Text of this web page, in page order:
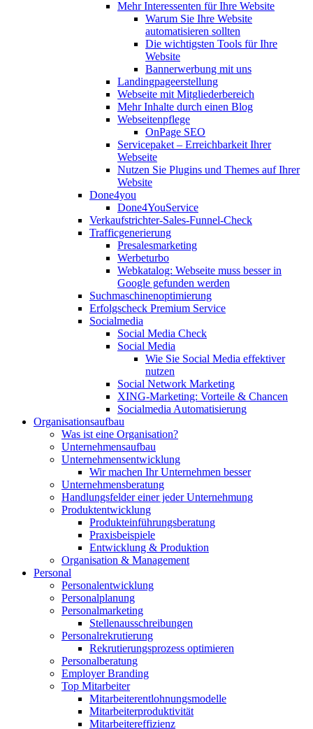
Mehr Interessenten für Ihre Website
Warum Sie Ihre Website
automatisieren sollten
Die wichtigsten Tools für Ihre
Website
Bannerwerbung mit uns
Landingpageerstellung
Webseite mit Mitgliederbereich
Mehr Inhalte durch einen Blog
Webseitenpflege
OnPage SEO
Servicepaket – Erreichbarkeit Ihrer
Webseite
Nutzen Sie Plugins und Themes auf Ihrer
Website
Done4you
Done4YouService
Verkaufstrichter-Sales-Funnel-Check
Trafficgenerierung
Presalesmarketing
Werbeturbo
Webkatalog: Webseite muss besser in
Google gefunden werden
Suchmaschinenoptimierung
Erfolgscheck Premium Service
Socialmedia
Social Media Check
Social Media
Wie Sie Social Media effektiver
nutzen
Social Network Marketing
XING-Marketing: Vorteile & Chancen
Socialmedia Automatisierung
Organisationsaufbau
Was ist eine Organisation?
Unternehmensaufbau
Unternehmensentwicklung
Wir machen Ihr Unternehmen besser
Unternehmensberatung
Handlungsfelder einer jeder Unternehmung
Produktentwicklung
Produkteinführungsberatung
Praxisbeispiele
Entwicklung & Produktion
Organisation & Management
Personal
Personalentwicklung
Personalplanung
Personalmarketing
Stellenausschreibungen
Personalrekrutierung
Rekrutierungsprozess optimieren
Personalberatung
Employer Branding
Top Mitarbeiter
Mitarbeiterentlohnungsmodelle
Mitarbeiterproduktivität
Mitarbeitereffizienz